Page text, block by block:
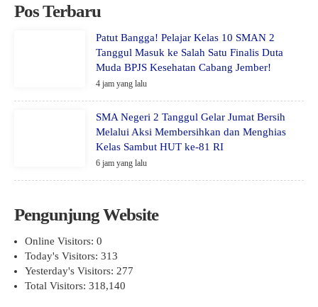
Pos Terbaru
Patut Bangga! Pelajar Kelas 10 SMAN 2
Tanggul Masuk ke Salah Satu Finalis Duta
Muda BPJS Kesehatan Cabang Jember!
4 jam yang lalu
SMA Negeri 2 Tanggul Gelar Jumat Bersih
Melalui Aksi Membersihkan dan Menghias
Kelas Sambut HUT ke-81 RI
6 jam yang lalu
Pengunjung Website
Online Visitors: 0
Today's Visitors: 313
Yesterday's Visitors: 277
Total Visitors: 318,140